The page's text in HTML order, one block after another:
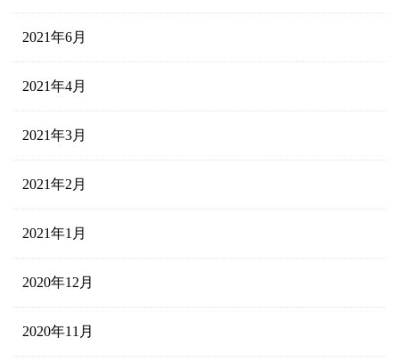
2021年6月
2021年4月
2021年3月
2021年2月
2021年1月
2020年12月
2020年11月